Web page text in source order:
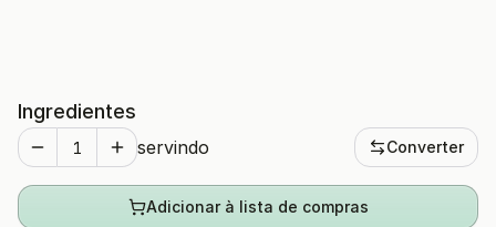
Ingredientes
servindo Converter
Adicionar à lista de compras